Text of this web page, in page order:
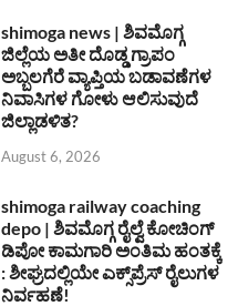
shimoga news | ಶಿವಮೊಗ್ಗ
ಜಿಲ್ಲೆಯ ಅತೀ ದೊಡ್ಡ ಗ್ರಾಪಂ
ಅಬ್ಬಲಗೆರೆ ವ್ಯಾಪ್ತಿಯ ಬಡಾವಣೆಗಳ
ನಿವಾಸಿಗಳ ಗೋಳು ಆಲಿಸುವುದೆ
ಜಿಲ್ಲಾಡಳಿತ?
August 6, 2026
shimoga railway coaching
depo | ಶಿವಮೊಗ್ಗ ರೈಲ್ವೆ ಕೋಚಿಂಗ್
ಡಿಪೋ ಕಾಮಗಾರಿ ಅಂತಿಮ ಹಂತಕ್ಕೆ
: ಶೀಘ್ರದಲ್ಲಿಯೇ ಎಕ್ಸ್‌ಪ್ರೆಸ್ ರೈಲುಗಳ
ನಿರ್ವಹಣೆ!